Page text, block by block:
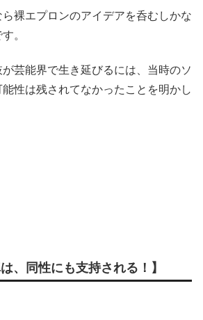
裸エプロンのアイデアを呑むしかな
。
芸能界で生き延びるには、当時のソ
性は残されてなかったことを明かし
、同性にも支持される！】